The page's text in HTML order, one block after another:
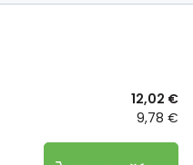
9,78 €
12,02 €